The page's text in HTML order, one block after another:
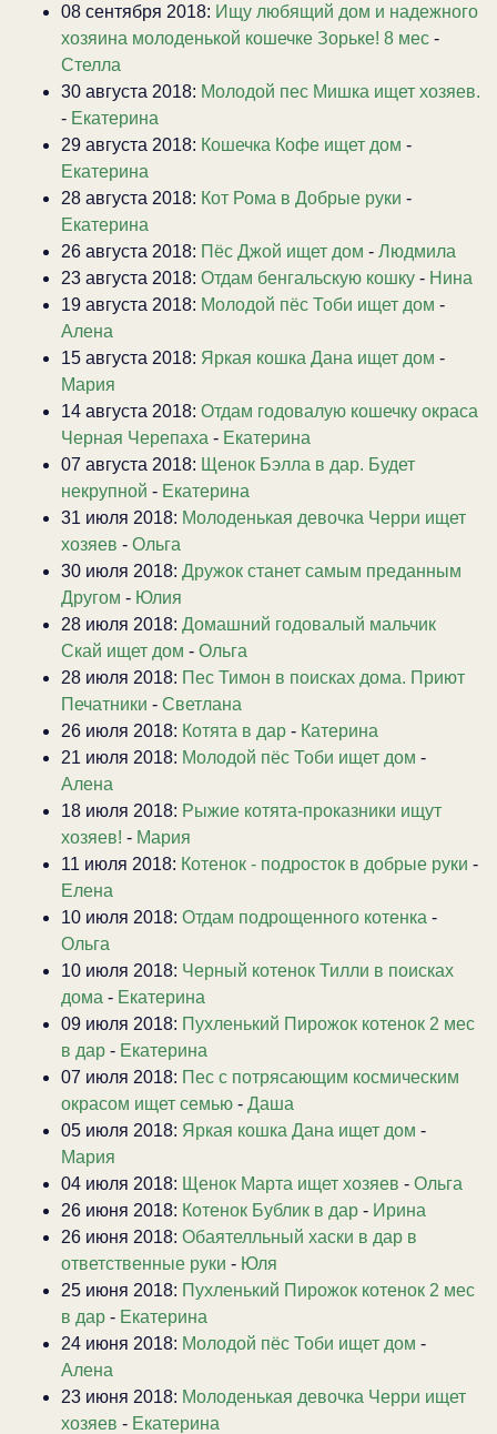
08 сентября 2018: Ищу любящий дом и надежного
хозяина молоденькой кошечке Зорьке! 8 мес -
Стелла
30 августа 2018: Молодой пес Мишка ищет хозяев.
- Екатерина
29 августа 2018: Кошечка Кофе ищет дом -
Екатерина
28 августа 2018: Кот Рома в Добрые руки -
Екатерина
26 августа 2018: Пёс Джой ищет дом - Людмила
23 августа 2018: Отдам бенгальскую кошку - Нина
19 августа 2018: Молодой пёс Тоби ищет дом -
Алена
15 августа 2018: Яркая кошка Дана ищет дом -
Мария
14 августа 2018: Отдам годовалую кошечку окраса
Черная Черепаха - Екатерина
07 августа 2018: Щенок Бэлла в дар. Будет
некрупной - Екатерина
31 июля 2018: Молоденькая девочка Черри ищет
хозяев - Ольга
30 июля 2018: Дружок станет самым преданным
Другом - Юлия
28 июля 2018: Домашний годовалый мальчик
Скай ищет дом - Ольга
28 июля 2018: Пес Тимон в поисках дома. Приют
Печатники - Светлана
26 июля 2018: Котята в дар - Катерина
21 июля 2018: Молодой пёс Тоби ищет дом -
Алена
18 июля 2018: Рыжие котята-проказники ищут
хозяев! - Мария
11 июля 2018: Котенок - подросток в добрые руки -
Елена
10 июля 2018: Отдам подрощенного котенка -
Ольга
10 июля 2018: Черный котенок Тилли в поисках
дома - Екатерина
09 июля 2018: Пухленький Пирожок котенок 2 мес
в дар - Екатерина
07 июля 2018: Пес с потрясающим космическим
окрасом ищет семью - Даша
05 июля 2018: Яркая кошка Дана ищет дом -
Мария
04 июля 2018: Щенок Марта ищет хозяев - Ольга
26 июня 2018: Котенок Бублик в дар - Ирина
26 июня 2018: Обаятелльный хаски в дар в
ответственные руки - Юля
25 июня 2018: Пухленький Пирожок котенок 2 мес
в дар - Екатерина
24 июня 2018: Молодой пёс Тоби ищет дом -
Алена
23 июня 2018: Молоденькая девочка Черри ищет
хозяев - Екатерина